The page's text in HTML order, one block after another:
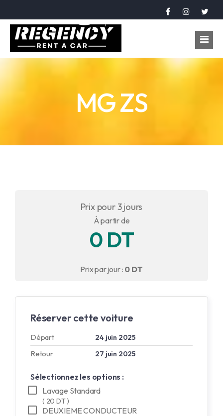
À propos
MG ZS
Prix pour 3 jours
À partir de
0 DT
Prix par jour : 0 DT
Réserver cette voiture
Départ 24 juin 2025
Retour 27 juin 2025
Sélectionnez les options :
Lavage Standard
( 20 DT )
DEUXIEME CONDUCTEUR